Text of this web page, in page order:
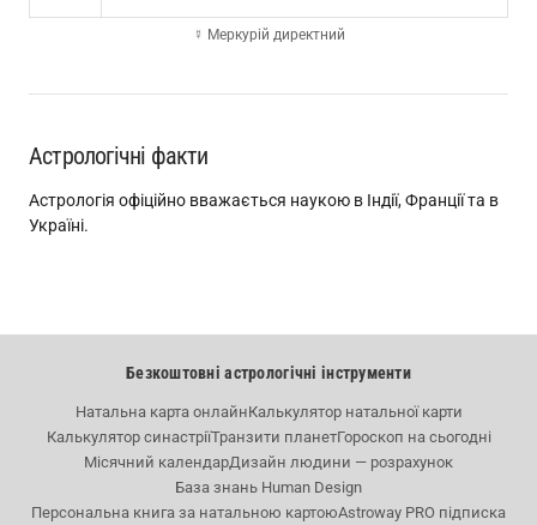
☿ Меркурій директний
Астрологічні факти
Астрологія офіційно вважається наукою в Індії, Франції та в
Україні.
Безкоштовні астрологічні інструменти
Натальна карта онлайнКалькулятор натальної карти
Калькулятор синастріїТранзити планетГороскоп на сьогодні
Місячний календарДизайн людини — розрахунок
База знань Human Design
Персональна книга за натальною картоюAstroway PRO підписка